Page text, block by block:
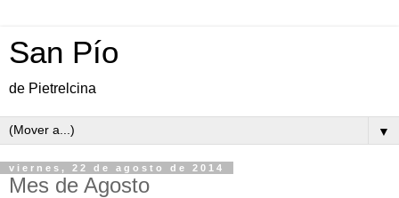
San Pío
de Pietrelcina
▼
viernes, 22 de agosto de 2014
Mes de Agosto